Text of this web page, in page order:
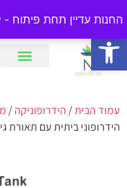
פתח סרגל נגישות
החנות עדיין תחת פיתוח
החנות עדיין
עמוד הבית/ הידרופוניקה/
הידרופוני ביתית עם תאורת